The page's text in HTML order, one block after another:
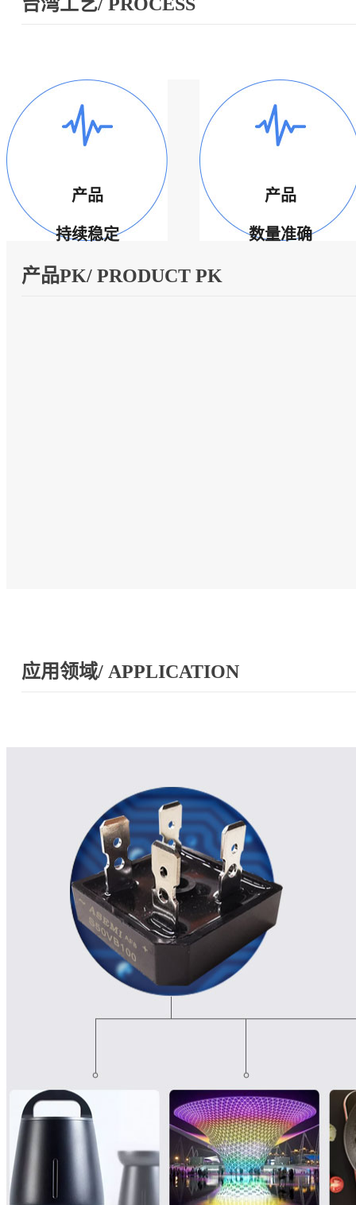
产品
持续稳定
产品
数量准确
产品PK/ PRODUCT PK
应用领域/ APPLICATION